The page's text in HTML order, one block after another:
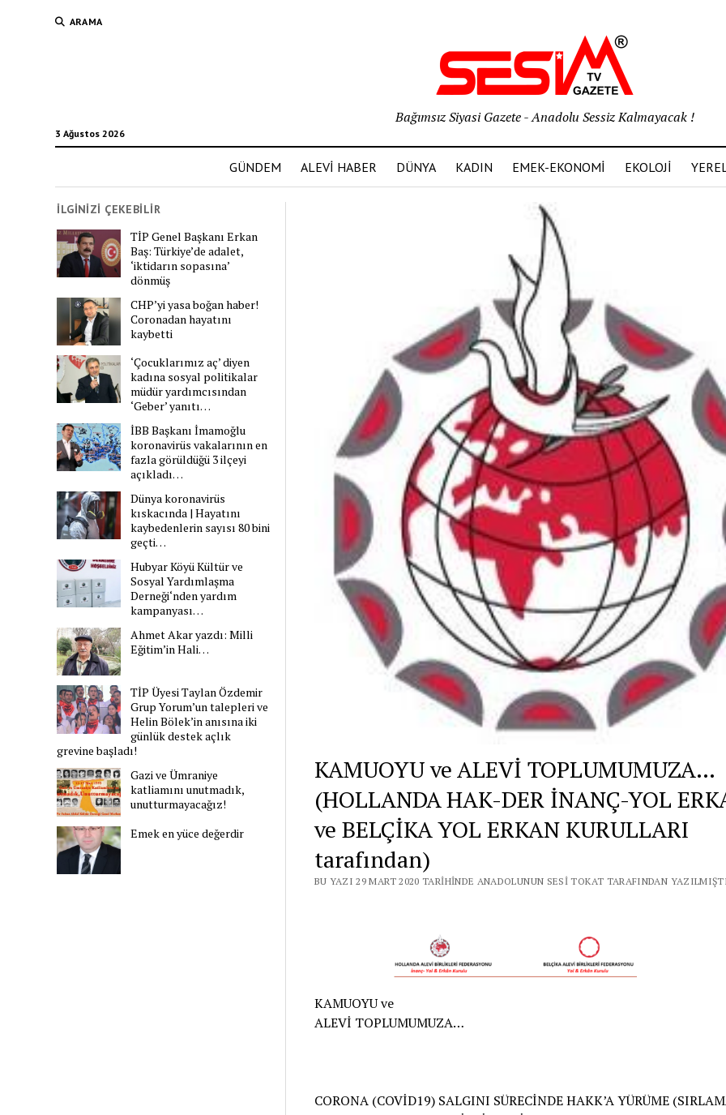
ARAMA
3 Ağustos 2026
Bağımsız Siyasi Gazete - Anadolu Sessiz Kalmayacak !
GÜNDEM ALEVİ HABER DÜNYA KADIN EMEK-EKONOMİ EKOLOJİ
İLGİNİZİ ÇEKEBİLİR
TİP Genel Başkanı Erkan
Baş: Türkiye’de adalet,
‘iktidarın sopasına’
dönmüş
CHP’yi yasa boğan haber!
Coronadan hayatını
kaybetti
‘Çocuklarımız aç’ diyen
kadına sosyal politikalar
müdür yardımcısından
‘Geber’ yanıtı…
İBB Başkanı İmamoğlu
koronavirüs vakalarının en
fazla görüldüğü 3 ilçeyi
açıkladı…
Dünya koronavirüs
kıskacında | Hayatını
kaybedenlerin sayısı 80 bini
geçti…
Hubyar Köyü Kültür ve
Sosyal Yardımlaşma
Derneği‘nden yardım
kampanyası…
Ahmet Akar yazdı: Milli
Eğitim’in Hali…
TİP Üyesi Taylan Özdemir
Grup Yorum’un talepleri ve
Helin Bölek’in anısına iki
günlük destek açlık
grevine başladı!
Gazi ve Ümraniye
katliamını unutmadık,
unutturmayacağız!
Emek en yüce değerdir
KAMUOYU ve ALEVİ TOPLUMUMUZA…
(HOLLANDA HAK-DER İNANÇ-YOL
ve BELÇİKA YOL ERKAN KURULLARI
tarafından)
BU YAZI 29 MART 2020 TARIHINDE ANADOLUNUN SESI TOKAT TARAFINDAN
KAMUOYU ve
ALEVİ TOPLUMUMUZA…
CORONA (COVİD19) SALGINI SÜRECİNDE HAKK’A YÜRÜME